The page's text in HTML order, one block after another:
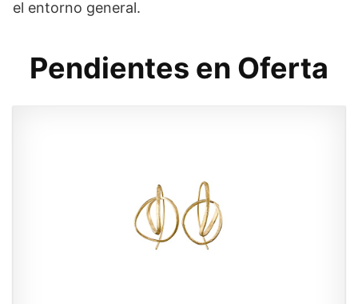
el entorno general.
Pendientes en Oferta